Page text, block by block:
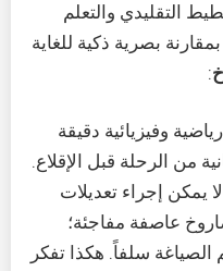
التقليدي والتعلم
بصرية ذكية للغاية
:
وفيزيائية دقيقة
من الرحلة قبل الإقلاع.
يمكن إجراء تعديلات
عاصفة مفاجئة؛
سلفاً. هكذا تفكر